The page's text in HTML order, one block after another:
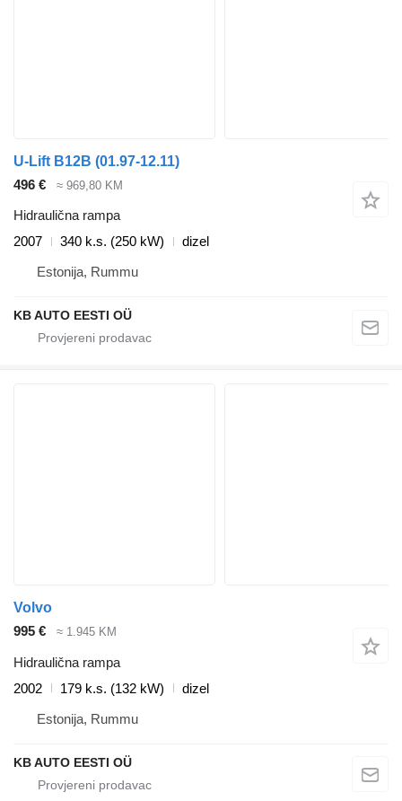
U-Lift B12B (01.97-12.11)
496 €
≈ 969,80 KM
Hidraulična rampa
2007
340 k.s. (250 kW)
dizel
Estonija, Rummu
KB AUTO EESTI OÜ
Volvo
995 €
≈ 1.945 KM
Hidraulična rampa
2002
179 k.s. (132 kW)
dizel
Estonija, Rummu
KB AUTO EESTI OÜ